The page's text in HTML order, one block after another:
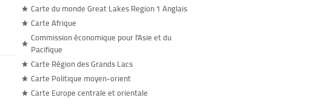
Carte du monde Great Lakes Region 1 Anglais
Carte Afrique
Commission économique pour l'Asie et du
Pacifique
Carte Région des Grands Lacs
Carte Politique moyen-orient
Carte Europe centrale et orientale